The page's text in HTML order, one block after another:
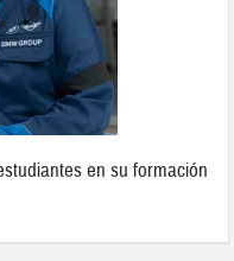
en su formación